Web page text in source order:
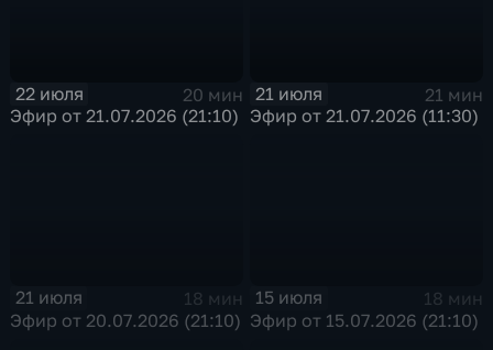
22 июля
20 мин
Эфир от 21.07.2026 (21:10)
21 июля
21 мин
Эфир от 21.07.2026 (11:30)
21 июля
18 мин
Эфир от 20.07.2026 (21:10)
15 июля
18 мин
Эфир от 15.07.2026 (21:10)